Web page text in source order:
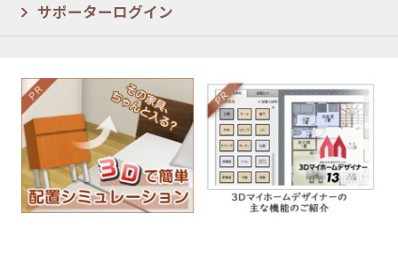
サポーターログイン